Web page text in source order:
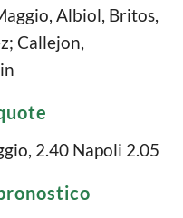
Albiol, Britos,
Callejon,
2.40 Napoli 2.05